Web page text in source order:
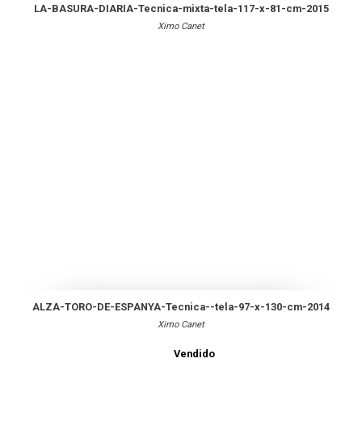
LA-BASURA-DIARIA-Tecnica-mixta-tela-117-x-81-cm-2015
Ximo Canet
ALZA-TORO-DE-ESPANYA-Tecnica--tela-97-x-130-cm-2014
Ximo Canet
Vendido